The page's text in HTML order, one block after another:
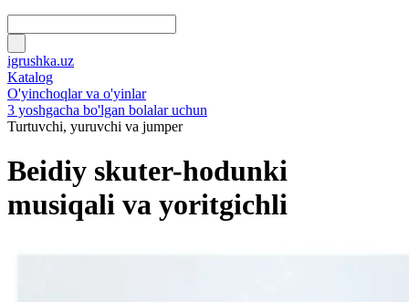
igrushka.uz
Katalog
O'yinchoqlar va o'yinlar
3 yoshgacha bo'lgan bolalar uchun
Turtuvchi, yuruvchi va jumper
Beidiy skuter-hodunki
musiqali va yoritgichli